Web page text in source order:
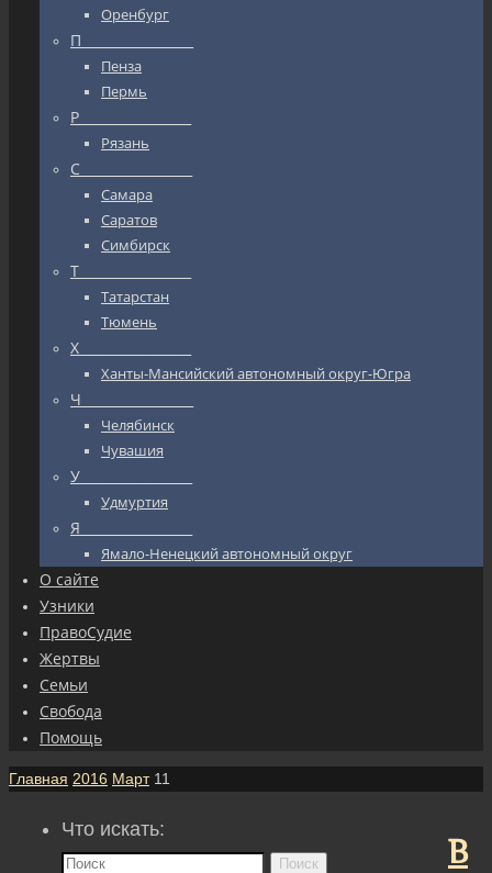
Оренбург
П_________________
Пенза
Пермь
Р_________________
Рязань
С_________________
Самара
Саратов
Симбирск
Т_________________
Татарстан
Тюмень
Х_________________
Ханты-Мансийский автономный округ-Югра
Ч_________________
Челябинск
Чувашия
У_________________
Удмуртия
Я_________________
Ямало-Ненецкий автономный округ
О сайте
Узники
ПравоСудие
Жертвы
Семьи
Свобода
Помощь
Главная 2016 Март 11
В
Что искать:
Поиск